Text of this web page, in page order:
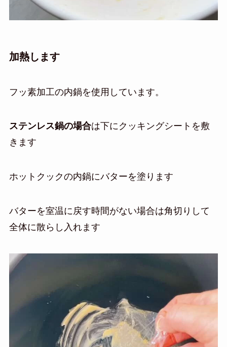
加熱します
フッ素加工の内鍋を使用しています。
ステンレス鍋の場合は下にクッキングシートを敷
きます
ホットクックの内鍋にバターを塗ります
バターを室温に戻す時間がない場合は角切りして
全体に散らし入れます